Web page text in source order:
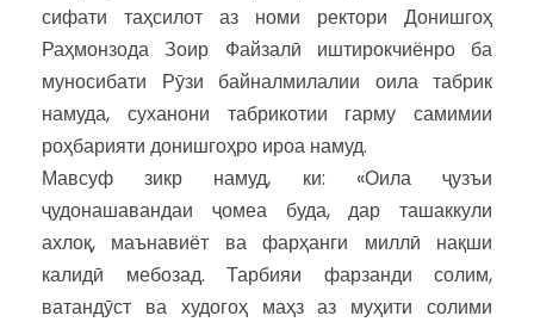
сифати таҳсилот аз номи ректори Донишгоҳ
Раҳмонзода Зоир Файзалӣ иштирокчиёнро ба
муносибати Рӯзи байналмилалии оила табрик
намуда, суханони табрикотии гарму самимии
роҳбарияти донишгоҳро ироа намуд.
Мавсуф зикр намуд, ки: «Оила ҷузъи
ҷудонашавандаи ҷомеа буда, дар ташаккули
ахлоқ, маънавиёт ва фарҳанги миллӣ нақши
калидӣ мебозад. Тарбияи фарзанди солим,
ватандӯст ва худогоҳ маҳз аз муҳити солими